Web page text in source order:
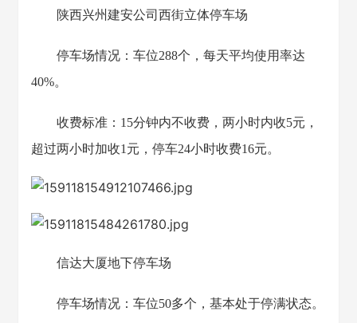
陕西兴州建安公司西街立体停车场
停车场情况：车位288个，每天平均使用率达
40%。
收费标准：15分钟内不收费，两小时内收5元，
超过两小时加收1元，停车24小时收费16元。
信达大厦地下停车场
停车场情况：车位50多个，基本处于停满状态。